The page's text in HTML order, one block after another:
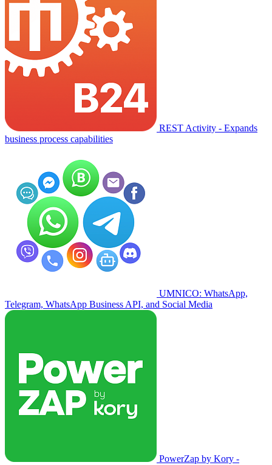
REST Activity - Expands
business process capabilities
UMNICO: WhatsApp,
Telegram, WhatsApp Business API, and Social Media
PowerZap by Kory -